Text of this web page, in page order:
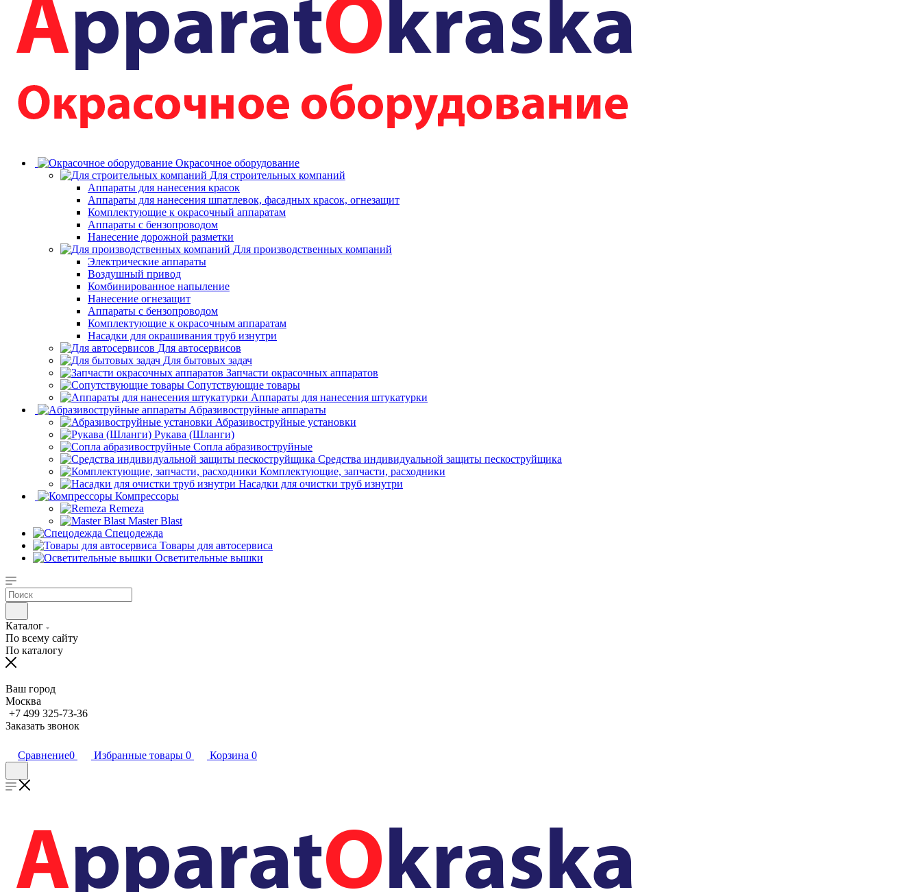
Окрасочное оборудование
Для строительных компаний
Аппараты для нанесения красок
Аппараты для нанесения шпатлевок, фасадных красок, огнезащит
Комплектующие к окрасочный аппаратам
Аппараты с бензопроводом
Нанесение дорожной разметки
Для производственных компаний
Электрические аппараты
Воздушный привод
Комбинированное напыление
Нанесение огнезащит
Аппараты с бензопроводом
Комплектующие к окрасочным аппаратам
Насадки для окрашивания труб изнутри
Для автосервисов
Для бытовых задач
Запчасти окрасочных аппаратов
Сопутствующие товары
Аппараты для нанесения штукатурки
Aбразивоструйные аппараты
Абразивоструйные установки
Рукава (Шланги)
Сопла абразивоструйные
Средства индивидуальной защиты пескоструйщика
Комплектующие, запчасти, расходники
Насадки для очистки труб изнутри
Компрессоры
Remeza
Master Blast
Спецодежда
Товары для автосервиса
Осветительные вышки
Каталог
По всему сайту
По каталогу
Ваш город
Москва
+7 499 325-73-36
Заказать звонок
Сравнение0 Избранные товары 0 Корзина 0